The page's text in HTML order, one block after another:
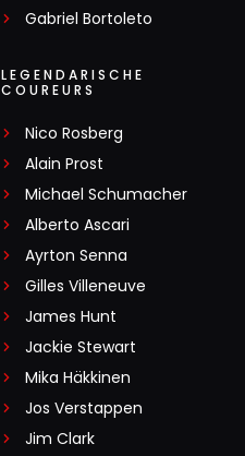
Gabriel Bortoleto
LEGENDARISCHE
COUREURS
Nico Rosberg
Alain Prost
Michael Schumacher
Alberto Ascari
Ayrton Senna
Gilles Villeneuve
James Hunt
Jackie Stewart
Mika Häkkinen
Jos Verstappen
Jim Clark